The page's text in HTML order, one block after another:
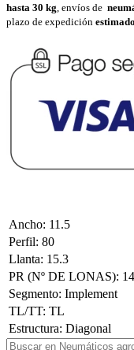
hasta 30 kg , envíos de
plazo de expedición estimado
Ancho: 11.5
Perfil: 80
Llanta: 15.3
PR (Nº DE LONAS): 14
Segmento: Implement
TL/TT: TL
Estructura: Diagonal